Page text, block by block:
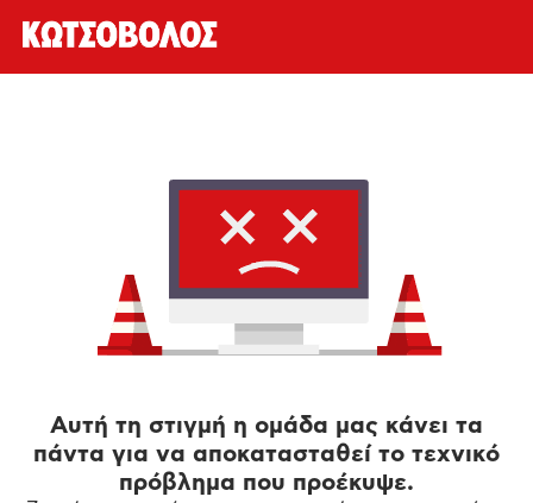
Αυτή τη στιγμή η ομάδα μας κάνει τα
πάντα για να αποκατασταθεί το τεχνικό
πρόβλημα που προέκυψε.